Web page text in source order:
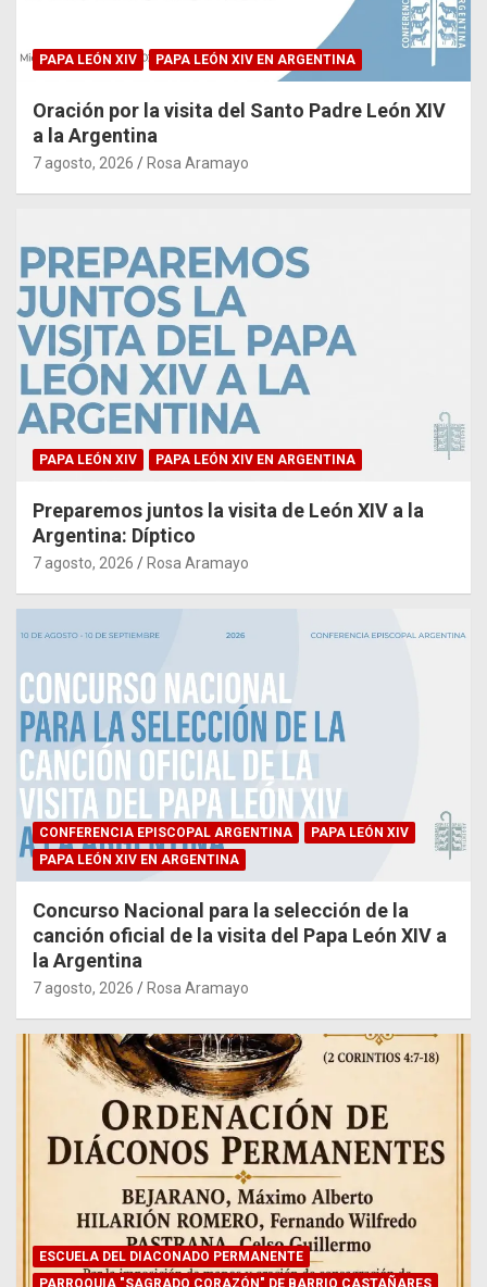
PAPA LEÓN XIV PAPA LEÓN XIV EN ARGENTINA
Oración por la visita del Santo Padre León XIV
a la Argentina
7 agosto, 2026 Rosa Aramayo
PAPA LEÓN XIV PAPA LEÓN XIV EN ARGENTINA
Preparemos juntos la visita de León XIV a la
Argentina: Díptico
7 agosto, 2026 Rosa Aramayo
CONFERENCIA EPISCOPAL ARGENTINA
PAPA LEÓN XIV
PAPA LEÓN XIV EN ARGENTINA
Concurso Nacional para la selección de la
canción oficial de la visita del Papa León XIV a
la Argentina
7 agosto, 2026 Rosa Aramayo
ESCUELA DEL DIACONADO PERMANENTE